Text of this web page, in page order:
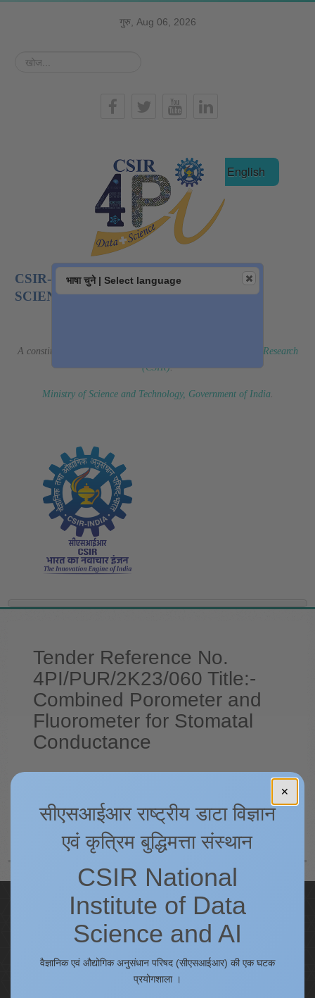
गुरु, Aug 06, 2026
खोज...
हिन्दी English
CSIR-NATIONAL INSTITUTE OF DATA
SCIENCE AND AI
A constituent laboratory of
Council of Scientific & Industrial Research
(CSIR).
Ministry of Science and Technology, Government of India.
Tender Reference No.
4PI/PUR/2K23/060 Title:-
Combined Porometer and
Fluorometer for Stomatal
Conductance
पीछे अगला
Quick Links
भाषा चुने | Select language
✕
सीएसआईआर राष्ट्रीय डाटा विज्ञान
एवं कृत्रिम बुद्धिमत्ता संस्थान
CSIR National
Institute of Data
Science and AI
वैज्ञानिक एवं औद्योगिक अनुसंधान परिषद (सीएसआईआर) की एक घटक
प्रयोगशाला ।